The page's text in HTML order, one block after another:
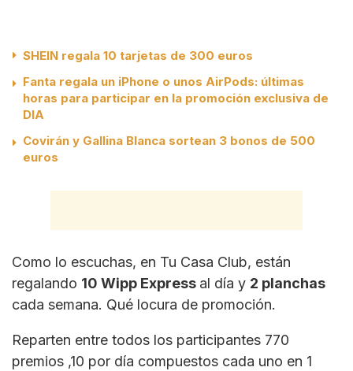
SHEIN regala 10 tarjetas de 300 euros
Fanta regala un iPhone o unos AirPods: últimas
horas para participar en la promoción exclusiva de
DIA
Covirán y Gallina Blanca sortean 3 bonos de 500
euros
Como lo escuchas, en Tu Casa Club, están
regalando 10 Wipp Express al día y 2 planchas
cada semana. Qué locura de promoción.
Reparten entre todos los participantes 770
premios ,10 por día compuestos cada uno en 1